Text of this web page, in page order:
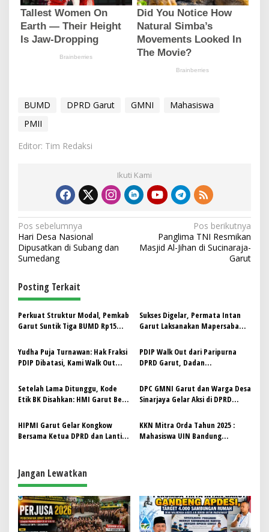
BUMD DPRD Garut GMNI
Mahasiswa
PMII
Editor: Tim Redaksi
Ikuti Kami
N
a
v
i
g
a
s
i
p
o
s
Pos sebelumnya
Hari Desa Nasional
Dipusatkan di Subang dan
Sumedang
Pos berikutnya
Panglima TNI Resmikan
Masjid Al-Jihan di Sucinaraja-
Garut
Posting Terkait
Perkuat Struktur Modal, Pemkab
Garut Suntik Tiga BUMD Rp15
Sukses Digelar, Permata Intan
Garut Laksanakan Mapersaba
Yudha Puja Turnawan: Hak Fraksi
PDIP Dibatasi, Kami Walk Out
PDIP Walk Out dari Paripurna
DPRD Garut, Dadan
Pengkerangkengan Terhadap
PDIP”
Setelah Lama Ditunggu, Kode
Etik BK Disahkan: HMI Garut Beri
DPC GMNI Garut dan Warga Desa
Sinarjaya Gelar Aksi di DPRD
Negara di Puncak Guha
HIPMI Garut Gelar Kongkow
Bersama Ketua DPRD dan Lantik
KKN Mitra Orda Tahun 2025 :
Mahasiswa UIN Bandung
Jangan Lewatkan